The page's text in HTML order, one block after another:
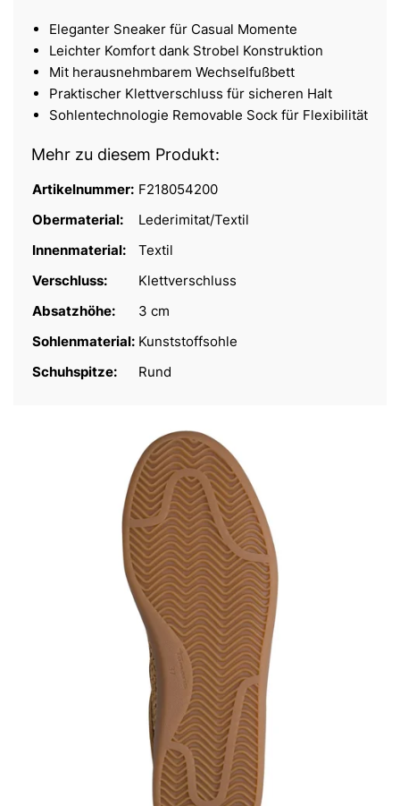
Eleganter Sneaker für Casual Momente
Leichter Komfort dank Strobel Konstruktion
Mit herausnehmbarem Wechselfußbett
Praktischer Klettverschluss für sicheren Halt
Sohlentechnologie Removable Sock für Flexibilität
Mehr zu diesem Produkt:
Artikelnummer: F218054200
Obermaterial:
Lederimitat/Textil
Innenmaterial:
Textil
Verschluss:
Klettverschluss
Absatzhöhe:
3 cm
Sohlenmaterial: Kunststoffsohle
Schuhspitze:
Rund